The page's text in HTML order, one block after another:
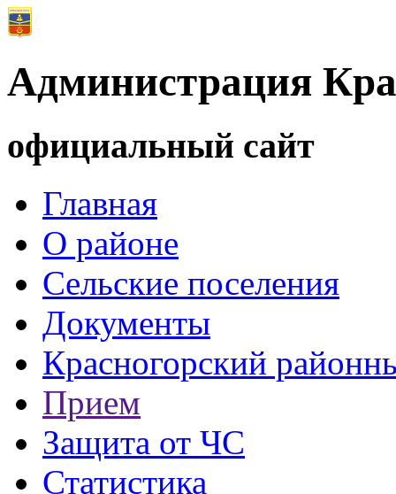
Администрация
официальный сайт
Главная
О районе
Сельские поселения
Документы
Красногорский
Прием
Защита от ЧС
Статистика